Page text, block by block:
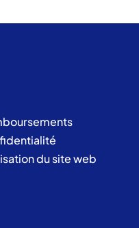
du site web